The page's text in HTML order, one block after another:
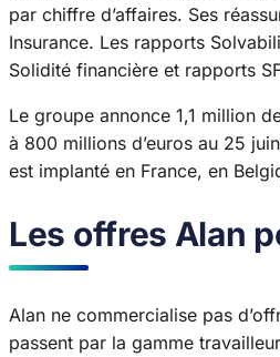
par chiffre d’affaires. Ses
Insurance. Les rapports
Solidité financière et rapports
Le groupe annonce 1,1 million
à 800 millions d’euros au 25
est implanté en France, en
Les offres Alan
Alan ne commercialise pas
passent par la gamme